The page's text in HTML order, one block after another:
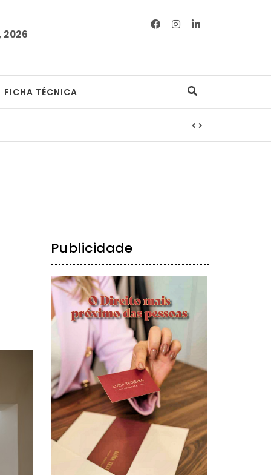
2026
FICHA TÉCNICA
Publicidade